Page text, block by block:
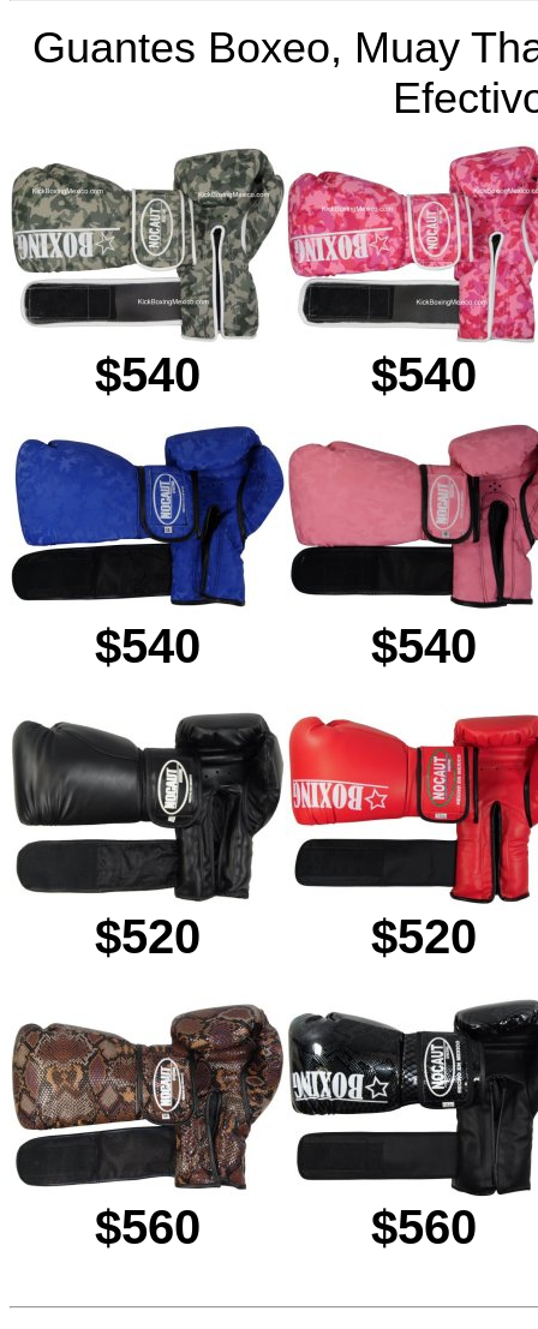
Guantes Boxeo, Muay
$540 $540
$540 $540
$520 $520
$560 $560